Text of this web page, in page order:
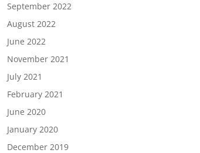
September 2022
August 2022
June 2022
November 2021
July 2021
February 2021
June 2020
January 2020
December 2019